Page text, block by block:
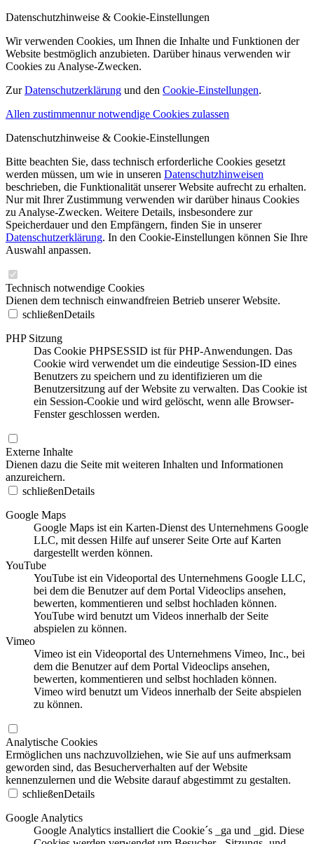
Datenschutzhinweise & Cookie-Einstellungen
Wir verwenden Cookies, um Ihnen die Inhalte und Funktionen der
Website bestmöglich anzubieten. Darüber hinaus verwenden wir
Cookies zu Analyse-Zwecken.
ZurDatenschutzerklärung und den Cookie-Einstellungen.
Allen zustimmennur notwendige Cookies zulassen
Datenschutzhinweise & Cookie-Einstellungen
Bitte beachten Sie, dass technisch erforderliche Cookies gesetzt
werden müssen, um wie in unseren Datenschutzhinweisen
beschrieben, die Funktionalität unserer Website aufrecht zu erhalten.
Nur mit Ihrer Zustimmung verwenden wir darüber hinaus Cookies
zu Analyse-Zwecken. Weitere Details, insbesondere zur
Speicherdauer und den Empfängern, finden Sie in unserer
Datenschutzerklärung. In den Cookie-Einstellungen können Sie Ihre
Auswahl anpassen.
Technisch notwendige Cookies
Dienen dem technisch einwandfreien Betrieb unserer Website.
schließenDetails
PHP Sitzung
Das Cookie PHPSESSID ist für PHP-Anwendungen. Das
Cookie wird verwendet um die eindeutige Session-ID eines
Benutzers zu speichern und zu identifizieren um die
Benutzersitzung auf der Website zu verwalten. Das Cookie ist
ein Session-Cookie und wird gelöscht, wenn alle Browser-
Fenster geschlossen werden.
Externe Inhalte
Dienen dazu die Seite mit weiteren Inhalten und Informationen
anzureichern.
schließenDetails
Google Maps
Google Maps ist ein Karten-Dienst des Unternehmens Google
LLC, mit dessen Hilfe auf unserer Seite Orte auf Karten
dargestellt werden können.
YouTube
YouTube ist ein Videoportal des Unternehmens Google LLC,
bei dem die Benutzer auf dem Portal Videoclips ansehen,
bewerten, kommentieren und selbst hochladen können.
YouTube wird benutzt um Videos innerhalb der Seite
abspielen zu können.
Vimeo
Vimeo ist ein Videoportal des Unternehmens Vimeo, Inc., bei
dem die Benutzer auf dem Portal Videoclips ansehen,
bewerten, kommentieren und selbst hochladen können.
Vimeo wird benutzt um Videos innerhalb der Seite abspielen
zu können.
Analytische Cookies
Ermöglichen uns nachzuvollziehen, wie Sie auf uns aufmerksam
geworden sind, das Besucherverhalten auf der Website
kennenzulernen und die Website darauf abgestimmt zu gestalten.
schließenDetails
Google Analytics
Google Analytics installiert die Cookie´s _ga und _gid. Diese